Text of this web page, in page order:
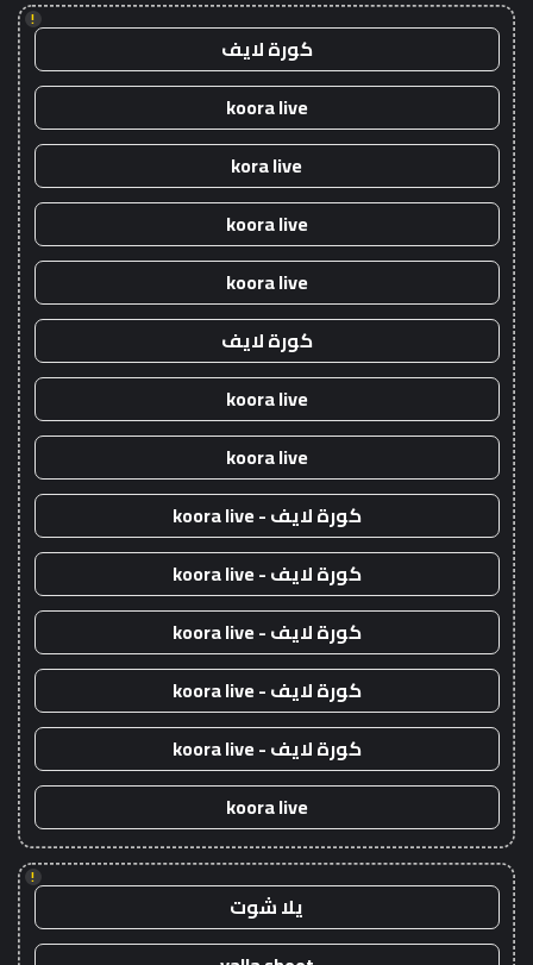
!
كورة لايف
koora live
kora live
koora live
koora live
كورة لايف
koora live
koora live
كورة لايف - koora live
كورة لايف - koora live
كورة لايف - koora live
كورة لايف - koora live
كورة لايف - koora live
koora live
!
يلا شوت